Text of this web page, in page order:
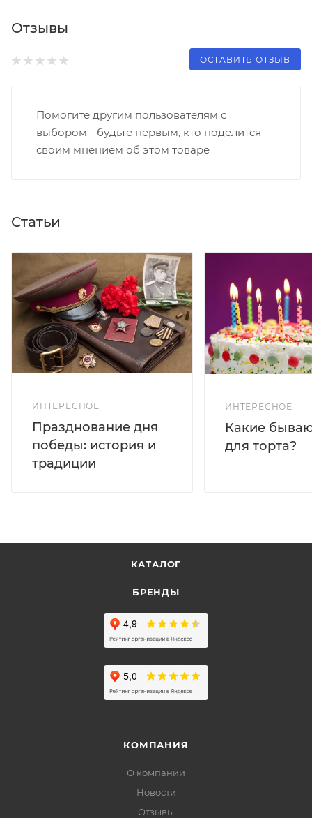
Отзывы
ОСТАВИТЬ ОТЗЫВ
Помогите другим пользователям с
выбором - будьте первым, кто поделится
своим мнением об этом товаре
Статьи
ИНТЕРЕСНОЕ
Празднование дня
победы: история и
традиции
ИНТЕРЕСНОЕ
Какие
для торта?
КАТАЛОГ
БРЕНДЫ
КОМПАНИЯ
О компании
Новости
Отзывы